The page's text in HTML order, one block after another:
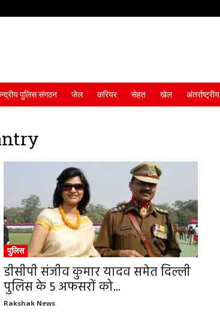
पुलिस संगठन जेल करियर सेहत खेल अंतर्राष्ट्रीय
पुलिस
डीसीपी संजीव कुमार यादव समेत दिल्ली
पुलिस के 5 अफसरों को...
Rakshak News